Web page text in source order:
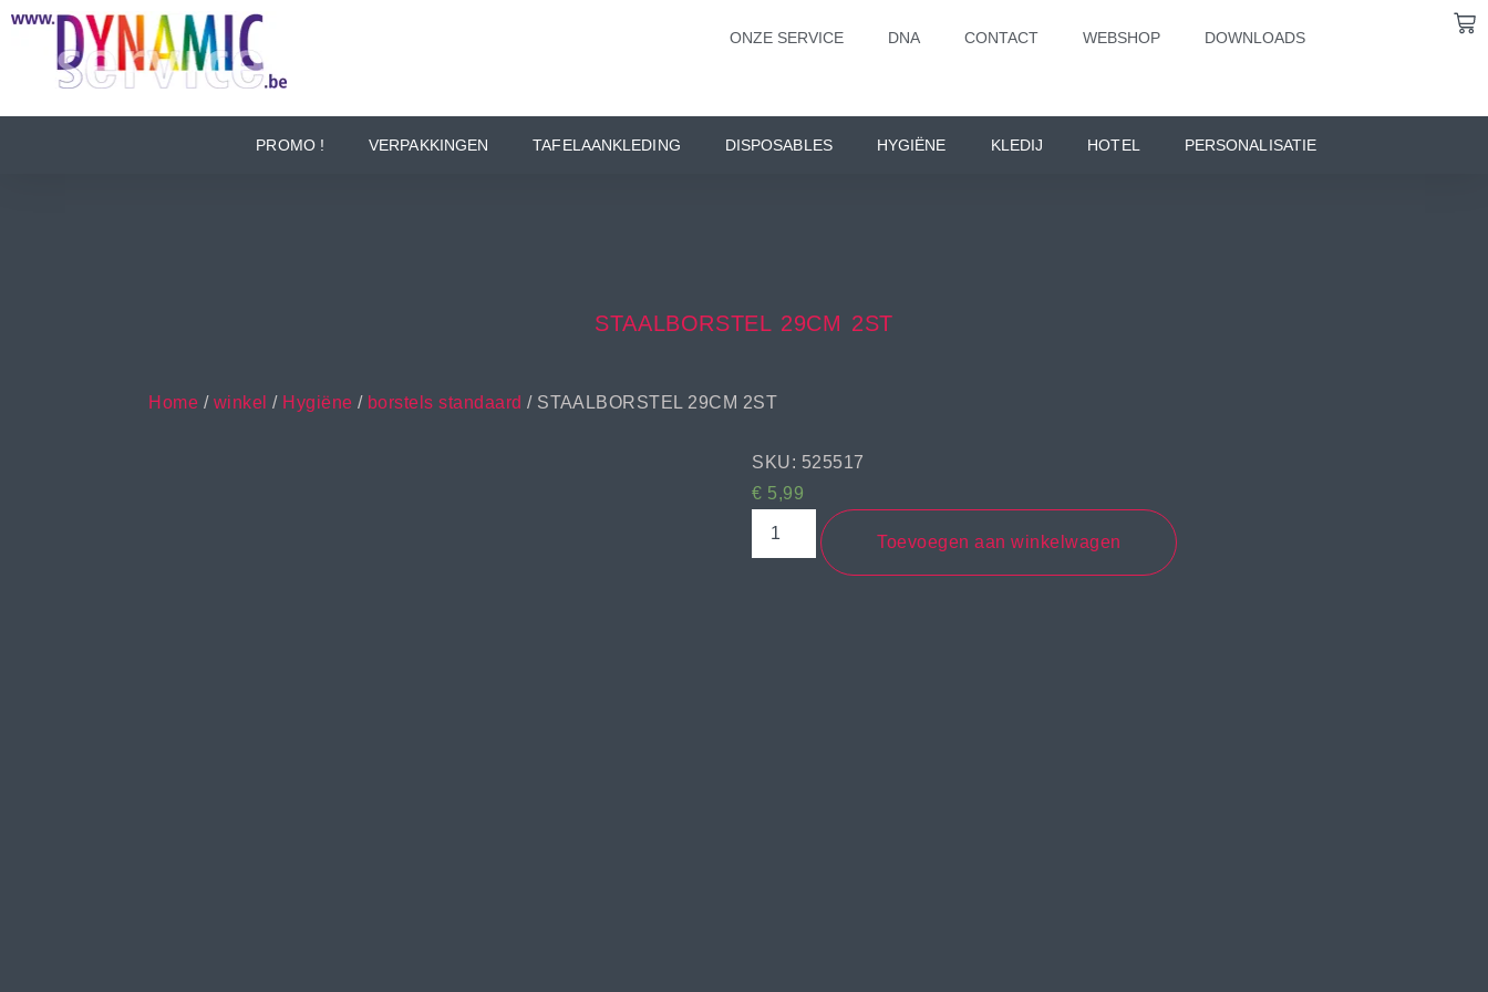
ONZE SERVICE DNA CONTACT WEBSHOP DOWNLOADS
PROMO ! VERPAKKINGEN TAFELAANKLEDING DISPOSABLES HYGIËNE KLEDIJ HOTEL PERSONALISATIE
STAALBORSTEL 29CM 2ST
Home / winkel / Hygiëne / borstels standaard / STAALBORSTEL 29CM 2ST
SKU: 525517
€ 5,99
Toevoegen aan winkelwagen